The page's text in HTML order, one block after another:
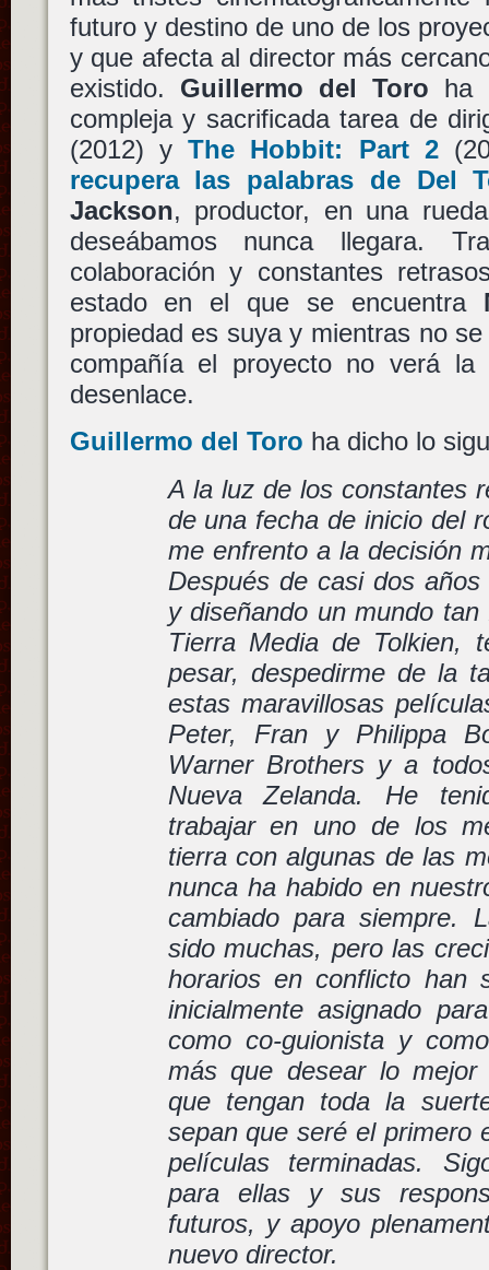
futuro y destino de uno de los
y que afecta al director más
existido. Guillermo del Toro ha
compleja y sacrificada tarea de
(2012) yThe Hobbit: Part 2
recupera las palabras de Del
Jackson, productor, en una
deseábamos nunca llegara.
colaboración y constantes
estado en el que se encuentra
propiedad es suya y mientras no
compañía el proyecto no verá
desenlace.
Guillermo del Toro ha dicho lo
A la luz de los constantes
de una fecha de inicio del
me enfrento a la decisión
Después de casi dos
y diseñando un mundo
Tierra Media de Tolkien,
pesar, despedirme de la
estas maravillosas
Peter, Fran y Philippa
Warner Brothers y a
Nueva Zelanda. He
trabajar en uno de los
tierra con algunas de las
nunca ha habido en
cambiado para siempre.
sido muchas, pero las
horarios en conflicto han
inicialmente asignado
como co-guionista y
más que desear lo mejor
que tengan toda la
sepan que seré el primero
películas terminadas.
para ellas y sus
futuros, y apoyo
nuevo director.